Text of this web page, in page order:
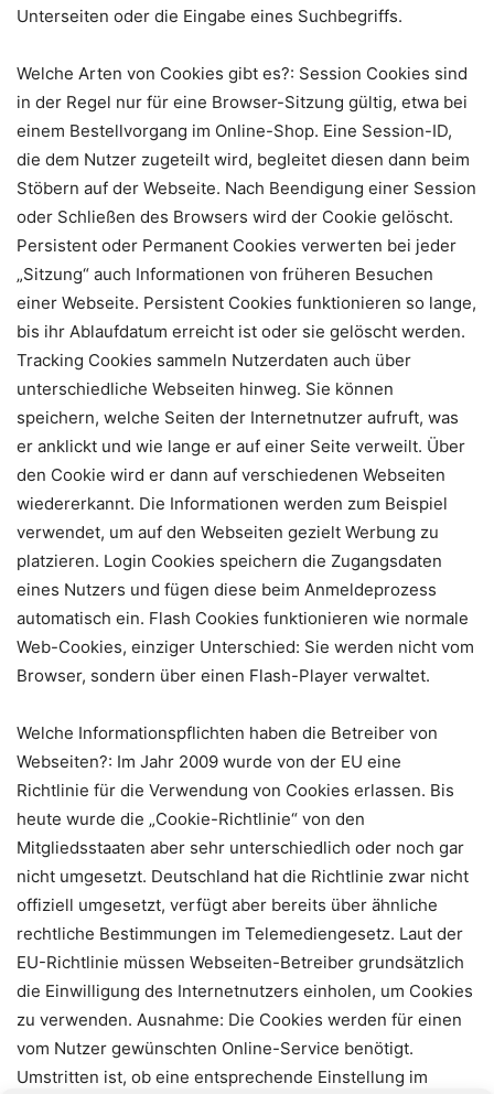
Unterseiten oder die Eingabe eines Suchbegriffs.
Welche Arten von Cookies gibt es?: Session Cookies sind
in der Regel nur für eine Browser-Sitzung gültig, etwa bei
einem Bestellvorgang im Online-Shop. Eine Session-ID,
die dem Nutzer zugeteilt wird, begleitet diesen dann beim
Stöbern auf der Webseite. Nach Beendigung einer Session
oder Schließen des Browsers wird der Cookie gelöscht.
Persistent oder Permanent Cookies verwerten bei jeder
„Sitzung“ auch Informationen von früheren Besuchen
einer Webseite. Persistent Cookies funktionieren so lange,
bis ihr Ablaufdatum erreicht ist oder sie gelöscht werden.
Tracking Cookies sammeln Nutzerdaten auch über
unterschiedliche Webseiten hinweg. Sie können
speichern, welche Seiten der Internetnutzer aufruft, was
er anklickt und wie lange er auf einer Seite verweilt. Über
den Cookie wird er dann auf verschiedenen Webseiten
wiedererkannt. Die Informationen werden zum Beispiel
verwendet, um auf den Webseiten gezielt Werbung zu
platzieren. Login Cookies speichern die Zugangsdaten
eines Nutzers und fügen diese beim Anmeldeprozess
automatisch ein. Flash Cookies funktionieren wie normale
Web-Cookies, einziger Unterschied: Sie werden nicht vom
Browser, sondern über einen Flash-Player verwaltet.
Welche Informationspflichten haben die Betreiber von
Webseiten?: Im Jahr 2009 wurde von der EU eine
Richtlinie für die Verwendung von Cookies erlassen. Bis
heute wurde die „Cookie-Richtlinie“ von den
Mitgliedsstaaten aber sehr unterschiedlich oder noch gar
nicht umgesetzt. Deutschland hat die Richtlinie zwar nicht
offiziell umgesetzt, verfügt aber bereits über ähnliche
rechtliche Bestimmungen im Telemediengesetz. Laut der
EU-Richtlinie müssen Webseiten-Betreiber grundsätzlich
die Einwilligung des Internetnutzers einholen, um Cookies
zu verwenden. Ausnahme: Die Cookies werden für einen
vom Nutzer gewünschten Online-Service benötigt.
Umstritten ist, ob eine entsprechende Einstellung im